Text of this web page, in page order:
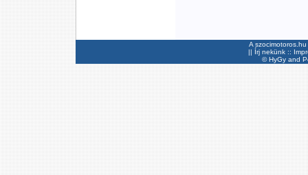
A
|| Írj nekünk ::
©HyGyand